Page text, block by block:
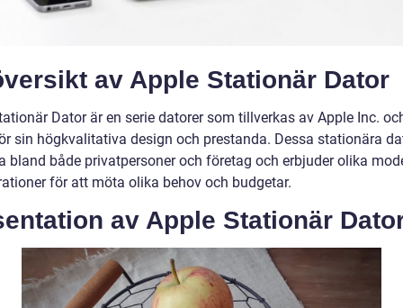
av Apple Stationär Dator
Dator är en serie datorer som tillverkas av Apple Inc.
sin högkvalitativa design och prestanda. Dessa stationära
bland både privatpersoner och företag och erbjuder olika
för att möta olika behov och budgetar.
av Apple Stationär